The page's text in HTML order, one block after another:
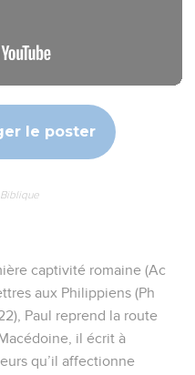
le poster
captivité romaine (Ac
aux Philippiens (Ph
Paul reprend la route
il écrit à
qu’il affectionne